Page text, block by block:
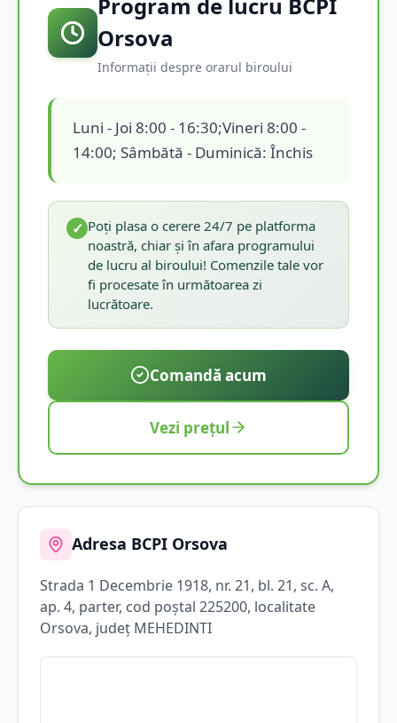
Orsova
Informații despre orarul biroului
Luni - Joi 8:00 - 16:30;Vineri 8:00 -
14:00; Sâmbătă - Duminică: Închis
✓ Poți plasa o cerere 24/7 pe platforma
noastră, chiar și în afara programului
de lucru al biroului! Comenzile tale vor
fi procesate în următoarea zi
lucrătoare.
Comandă acum
Vezi prețul
Adresa BCPI Orsova
Strada 1 Decembrie 1918, nr. 21, bl. 21, sc. A,
ap. 4, parter, cod poștal 225200, localitate
Orsova, județ MEHEDINTI